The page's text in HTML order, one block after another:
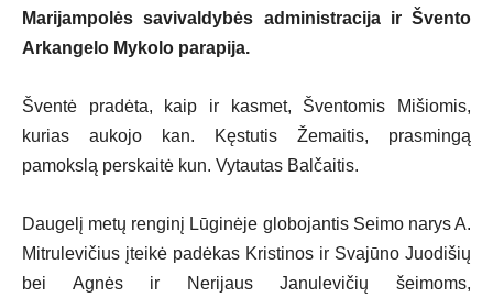
Marijampolės savivaldybės administracija ir Švento
Arkangelo Mykolo parapija.
Šventė pradėta, kaip ir kasmet, Šventomis Mišiomis,
kurias aukojo kan. Kęstutis Žemaitis, prasmingą
pamokslą perskaitė kun. Vytautas Balčaitis.
Daugelį metų renginį Lūginėje globojantis Seimo narys A.
Mitrulevičius įteikė padėkas Kristinos ir Svajūno Juodišių
bei Agnės ir Nerijaus Janulevičių šeimoms,